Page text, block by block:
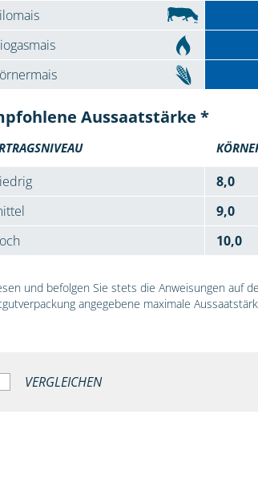
Aussaatstärke *
8,0
9,0
10,0
und befolgen Sie stets die Anweisungen auf
angegebene maximale
VERGLEICHEN